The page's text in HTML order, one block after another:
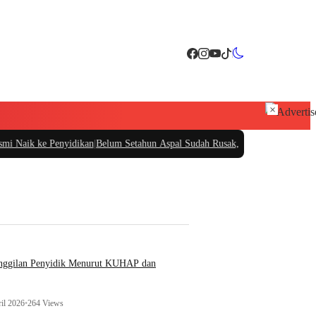
|Belum Setahun Aspal Sudah Rusak, Ketua PIDAR Papua Barat
Penyidik Menurut KUHAP dan
2026•264 Views
×